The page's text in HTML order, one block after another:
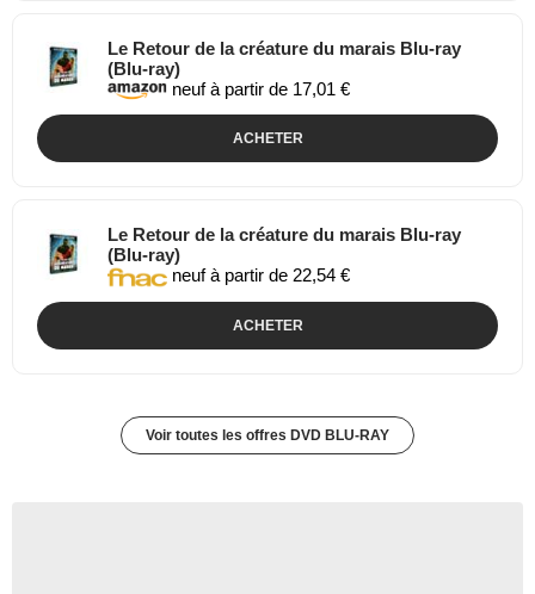
Le Retour de la créature du marais Blu-ray
(Blu-ray)
neuf à partir de 17,01 €
ACHETER
Le Retour de la créature du marais Blu-ray
(Blu-ray)
neuf à partir de 22,54 €
ACHETER
Voir toutes les offres DVD BLU-RAY